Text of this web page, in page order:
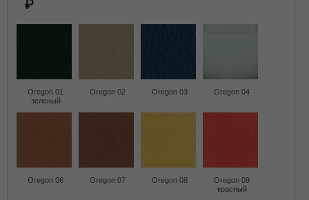
Oregon 01
зеленый
Oregon 02 Oregon 03 Oregon 04
Oregon 06 Oregon 07 Oregon 08
Oregon 09
красный